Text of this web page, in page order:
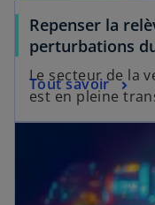
Repenser la
perturbations
Le secteur de la
est en pleine
Tout savoir